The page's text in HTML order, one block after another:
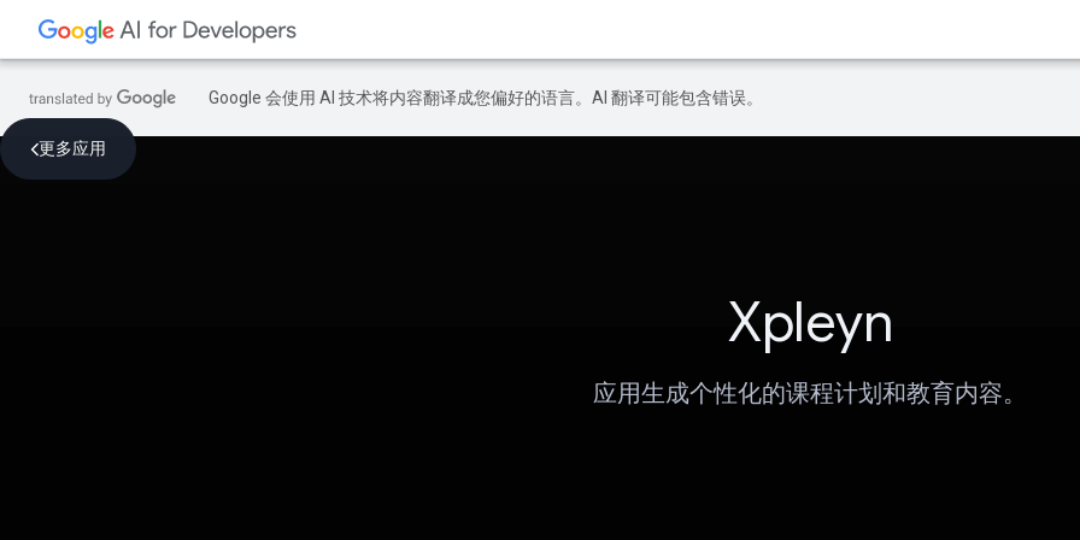
Google 会使用 AI 技术将内容翻译成您偏好的语言。AI 翻译可能包含错误。
更多应用
Xpleyn
应用生成个性化的课程计划和教育内容。